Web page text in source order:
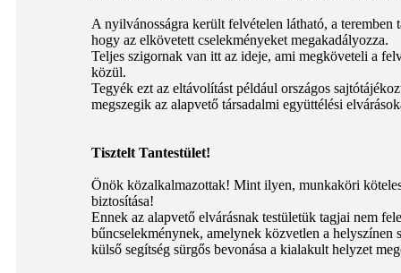
A nyilvánosságra került felvételen látható, a
hogy az elkövetett cselekményeket megakadályozza.
Teljes szigornak van itt az ideje, ami megköveteli a
közül.
Tegyék ezt az eltávolítást például országos
megszegik az alapvető társadalmi együttélési
Tisztelt Tantestület!
Önök közalkalmazottak! Mint ilyen, munkaköri
biztosítása!
Ennek az alapvető elvárásnak testületük tagjai nem
bűncselekménynek, amelynek közvetlen a helyszínen
külső segítség sürgős bevonása a kialakult helyzet